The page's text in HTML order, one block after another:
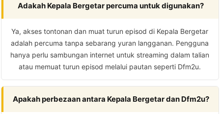
Adakah Kepala Bergetar percuma untuk digunakan?
Ya, akses tontonan dan muat turun episod di Kepala Bergetar
adalah percuma tanpa sebarang yuran langganan. Pengguna
hanya perlu sambungan internet untuk streaming dalam talian
atau memuat turun episod melalui pautan seperti Dfm2u.
Apakah perbezaan antara Kepala Bergetar dan Dfm2u?